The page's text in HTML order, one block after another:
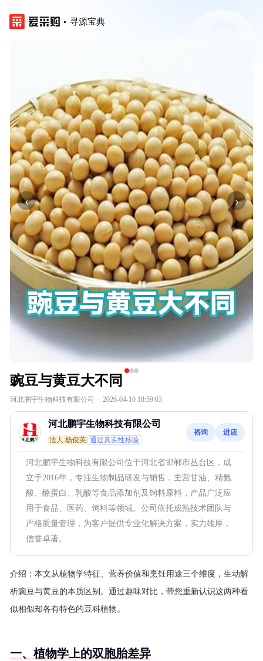
寻源宝典
‹ ›
豌豆与黄豆大不同
河北鹏宇生物科技有限公司 · 2026-04-10 18:59:03
河北鹏宇生物科技有限公司
法人:杨俊英 通过真实性核验
咨询 进店
河北鹏宇生物科技有限公司位于河北省邯郸市丛台区，成
立于2016年，专注生物制品研发与销售，主营甘油、精氨
酸、酪蛋白、乳酸等食品添加剂及饲料原料，产品广泛应
用于食品、医药、饲料等领域。公司依托成熟技术团队与
严格质量管理，为客户提供专业化解决方案，实力雄厚，
信誉卓著。
介绍： 本文从植物学特征、营养价值和烹饪用途三个维度，生动解
析豌豆与黄豆的本质区别。通过趣味对比，带您重新认识这两种看
似相似却各有特色的豆科植物。
一、植物学上的双胞胎差异